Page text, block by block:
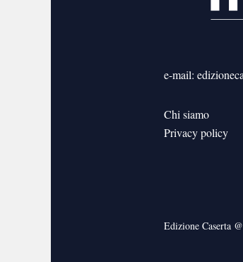
e-mail:
Chi siamo
Privacy policy
Edizione Caserta